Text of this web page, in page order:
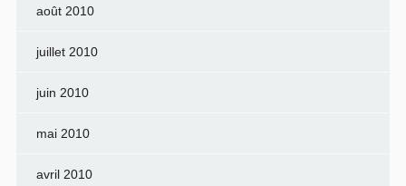
août 2010
juillet 2010
juin 2010
mai 2010
avril 2010